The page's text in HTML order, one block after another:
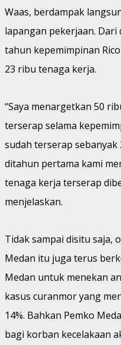
Waas, berdampak
lapangan pekerjaan. Dari
tahun kepemimpinan
23 ribu tenaga kerja.
“Saya menargetkan 50
terserap selama
sudah terserap
ditahun pertama kami
tenaga kerja terserap
menjelaskan.
Tidak sampai disitu saja,
Medan itu juga terus
Medan untuk menekan
kasus curanmor yang
14%. Bahkan Pemko
bagi korban kecelakaan